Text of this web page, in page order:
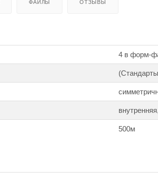
ФАЙЛЫ ОТЗЫВЫ
4 в форм-
500м